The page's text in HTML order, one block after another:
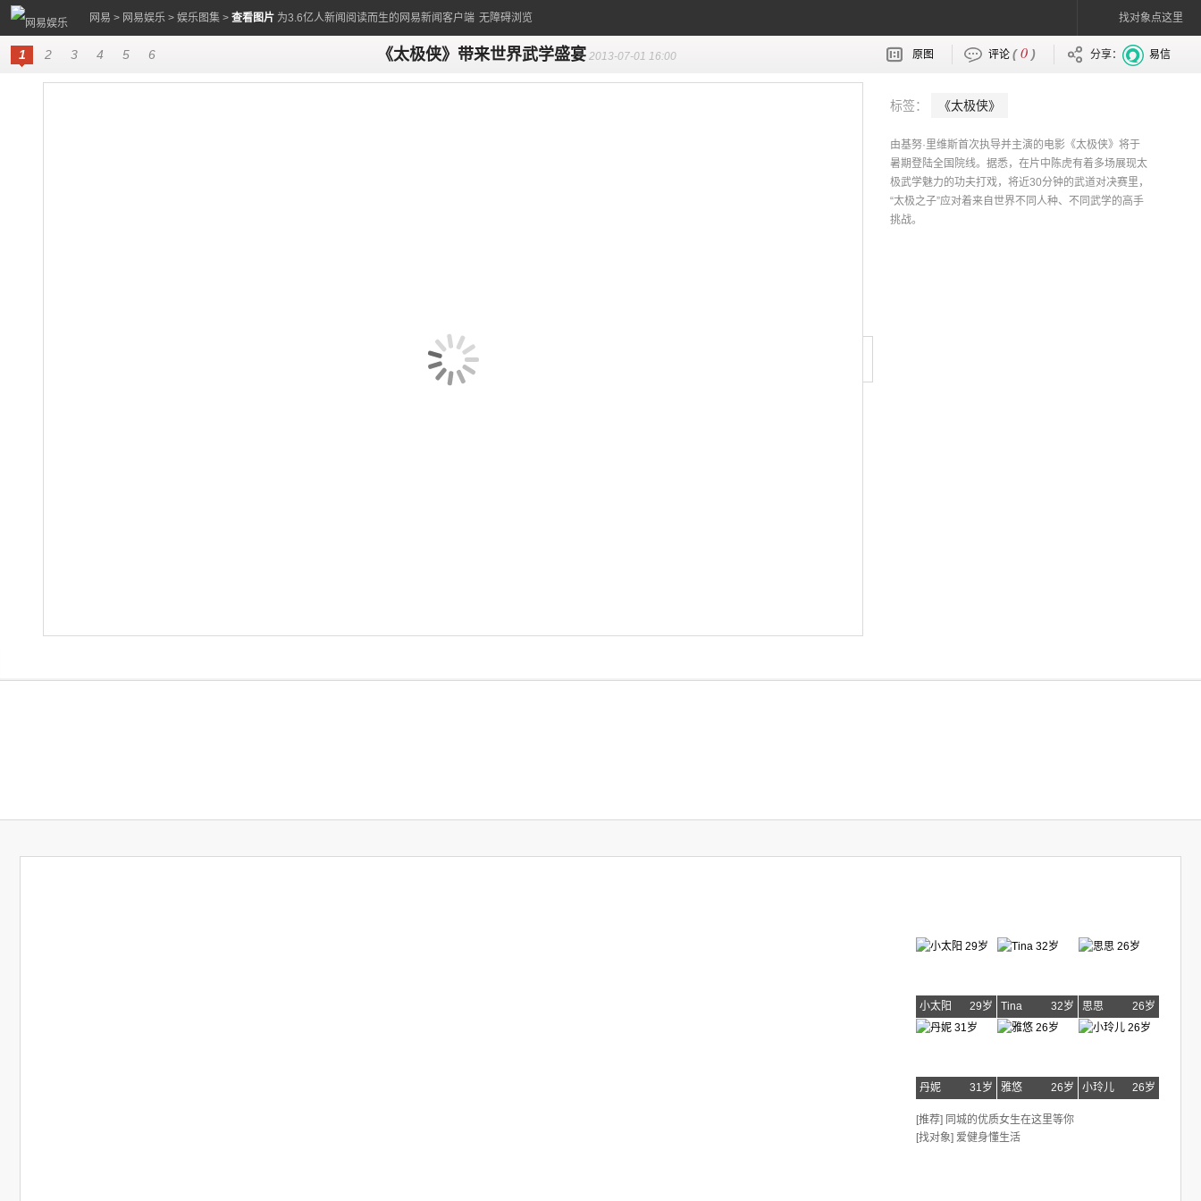
网易 > 网易娱乐 > 娱乐图集 > 查看图片 为3.6亿人新闻阅读而生的网易新闻客户端 无障碍浏览 找对象点这里
1 2 3 4 5 6 《太极侠》带来世界武学盛宴 2013-07-01 16:00 原图 评论 (0 ) 分享： 易信
标签： 《太极侠》
由基努·里维斯首次执导并主演的电影《太极侠》将于
暑期登陆全国院线。据悉，在片中陈虎有着多场展现太
极武学魅力的功夫打戏，将近30分钟的武道对决赛里，
“太极之子”应对着来自世界不同人种、不同武学的高手
挑战。
小太阳 29岁 Tina 32岁 思思 26岁
丹妮 31岁 雅悠 26岁 小玲儿 26岁
[推荐] 同城的优质女生在这里等你
[找对象] 爱健身懂生活